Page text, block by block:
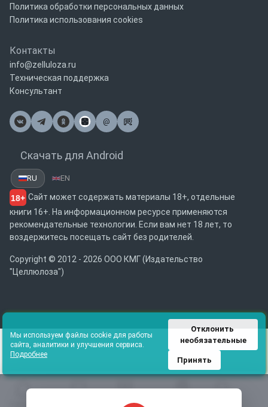
Каталог
Политика обработки персональных данных
Политика использования cookies
Контакты
info@zelluloza.ru
Техническая поддержка
Консультант
@
Почта
Скачать для Android
RU EN
18+ Сайт может содержать материалы 18+, отдельные
книги 16+. На информационном ресурсе применяются
рекомендательные технологии. Если вам нет 18 лет, то
воздержитесь посещать сайт без родителей.
Copyright © 2012 - 2026 ООО КМГ (Издательство
"Целлюлоза")
Мы используем файлы cookie для работы
сайта, аналитики и улучшения сервиса.
Подробнее
Отклонить
необязательные
Принять